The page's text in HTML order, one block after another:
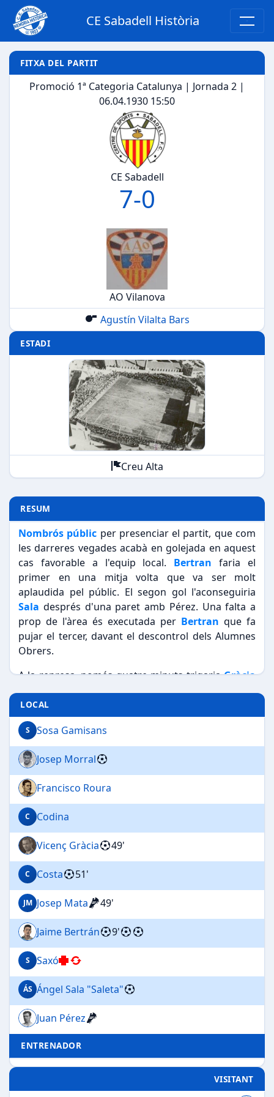
CE Sabadell Història
FITXA DEL PARTIT
Promoció 1ª Categoria Catalunya | Jornada 2 |
06.04.1930 15:50
CE Sabadell
7-0
AO Vilanova
Agustín Vilalta Bars
ESTADI
Creu Alta
RESUM
Nombrós públic per presenciar el partit, que com
les darreres vegades acabà en golejada en aquest
cas favorable a l'equip local. Bertran faria el
primer en una mitja volta que va ser molt
aplaudida pel públic. El segon gol l'aconseguiria
Sala després d'una paret amb Pérez. Una falta a
prop de l'àrea és executada per Bertran que fa
pujar el tercer, davant el descontrol dels Alumnes
Obrers.
A la represa, només quatre minuts trigariaGràcia
a rematar a la xarxa una centrada de Mata. Dos
minuts després, és
gol deMorral tampoc es fa esperar en llençar una
falta directa, per acabar de tancar el compte
golejador novament Bertran, que a jugada
personal fa el seu
part dels visitants ésexpulsat. A manca de pocs
minuts Saxó deu abandonar el terreny de joc
lesionat, a causa del joc dur.Bertran i Costa els
més distingits pel Sabadell
LOCAL
S Sosa Gamisans
Josep Morral
Francisco Roura
C Codina
Vicenç Gràcia 49'
C Costa 51'
JM Josep Mata 49'
Jaime Bertrán 9'
S Saxó
ÁS Ángel Sala "Saleta"
Juan Pérez
ENTRENADOR
VISITANT